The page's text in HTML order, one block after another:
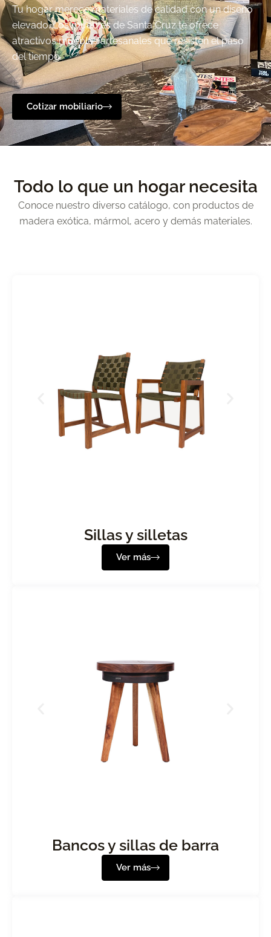
Tu hogar merece materiales de calidad con un diseño
elevado. Los muebles de Santa Cruz te ofrece
atractivos muebles artesanales que resisten el paso
del tiempo.
Cotizar mobiliario
Todo lo que un hogar necesita
Conoce nuestro diverso catálogo, con productos de
madera exótica, mármol, acero y demás materiales.
Sillas y silletas
Ver más
Bancos y sillas de barra
Ver más